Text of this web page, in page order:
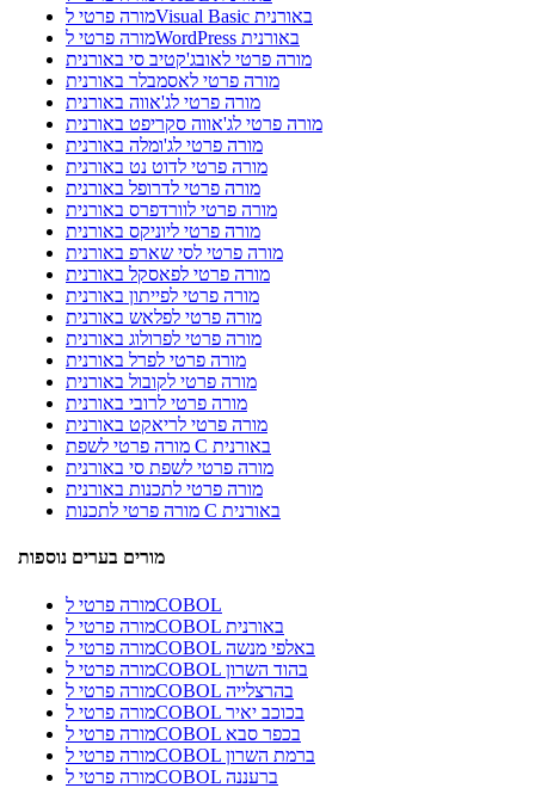
מורה פרטי לVisual Basic באורנית
מורה פרטי לWordPress באורנית
מורה פרטי לאובג'קטיב סי באורנית
מורה פרטי לאסמבלר באורנית
מורה פרטי לג'אווה באורנית
מורה פרטי לג'אווה סקריפט באורנית
מורה פרטי לג'ומלה באורנית
מורה פרטי לדוט נט באורנית
מורה פרטי לדרופל באורנית
מורה פרטי לוורדפרס באורנית
מורה פרטי ליוניקס באורנית
מורה פרטי לסי שארפ באורנית
מורה פרטי לפאסקל באורנית
מורה פרטי לפייתון באורנית
מורה פרטי לפלאש באורנית
מורה פרטי לפרולוג באורנית
מורה פרטי לפרל באורנית
מורה פרטי לקובול באורנית
מורה פרטי לרובי באורנית
מורה פרטי לריאקט באורנית
מורה פרטי לשפת C באורנית
מורה פרטי לשפת סי באורנית
מורה פרטי לתכנות באורנית
מורה פרטי לתכנות C באורנית
מורים בערים נוספות
מורה פרטי לCOBOL
מורה פרטי לCOBOL באורנית
מורה פרטי לCOBOL באלפי מנשה
מורה פרטי לCOBOL בהוד השרון
מורה פרטי לCOBOL בהרצלייה
מורה פרטי לCOBOL בכוכב יאיר
מורה פרטי לCOBOL בכפר סבא
מורה פרטי לCOBOL ברמת השרון
מורה פרטי לCOBOL ברעננה